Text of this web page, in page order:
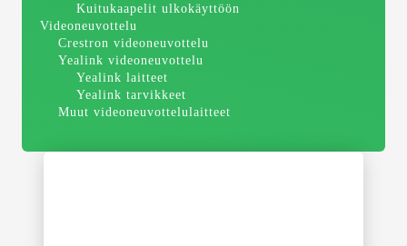
Kuitukaapelit ulkokäyttöön
Videoneuvottelu
Crestron videoneuvottelu
Yealink videoneuvottelu
Yealink laitteet
Yealink tarvikkeet
Muut videoneuvottelulaitteet